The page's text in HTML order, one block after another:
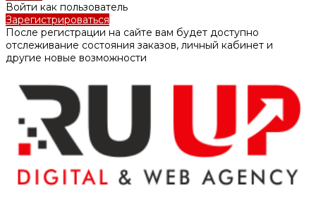
Войти как пользователь
Зарегистрироваться
После регистрации на сайте вам будет доступно
отслеживание состояния заказов, личный кабинет и
другие новые возможности